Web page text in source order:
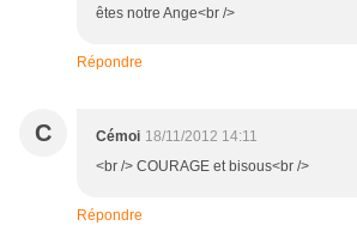
êtes notre Ange<br />
Répondre
C Cémoi 18/11/2012 14:11
<br /> COURAGE et bisous<br />
Répondre